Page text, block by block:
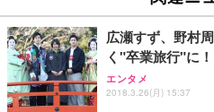
￥27,999
Sezlife オフィスチ
ワーク チェア 強化
能 人間工学 椅子
￥109,572
【純正品】27"ゲー
フック付き（CFI-
￥3,234
ネオ・ルーライフ
り 単品
広瀬すず、野村
く"卒業旅行"に！
エンタメ
2018.3.26(月) 15:37